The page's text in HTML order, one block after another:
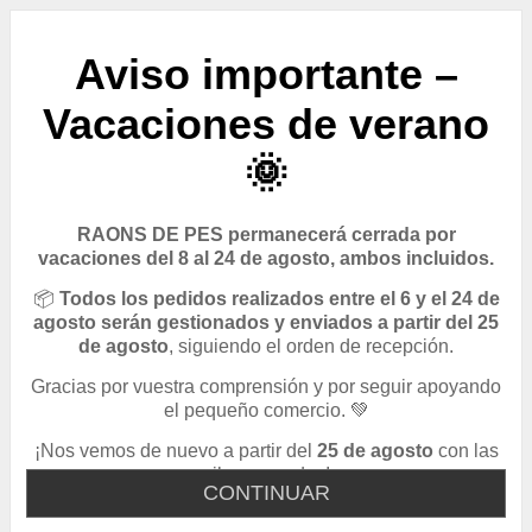
CONTINUAR
Aviso importante –
Vacaciones de verano
🌞
RAONS DE PES permanecerá cerrada por
vacaciones del 8 al 24 de agosto, ambos incluidos.
📦 Todos los pedidos realizados entre el 6 y el 24 de
agosto serán gestionados y enviados a partir del 25
de agosto, siguiendo el orden de recepción.
Gracias por vuestra comprensión y por seguir apoyando
el pequeño comercio. 💚
¡Nos vemos de nuevo a partir del 25 de agosto con las
pilas cargadas!